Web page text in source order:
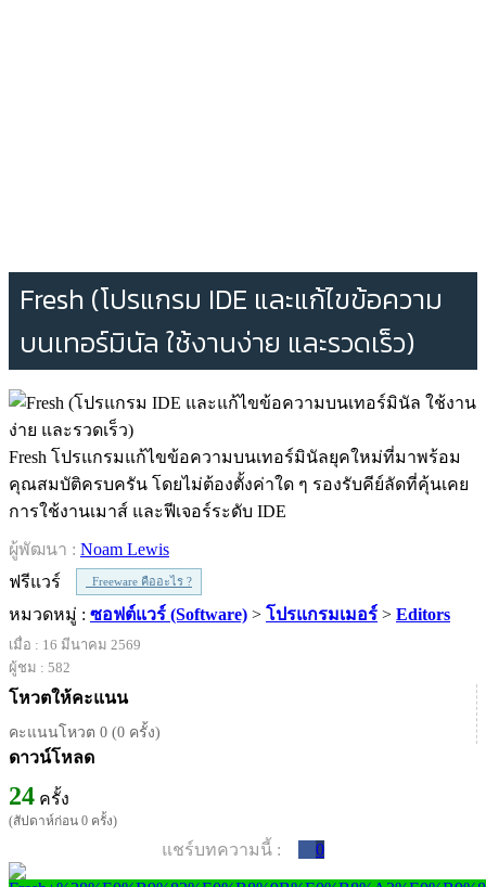
Fresh (โปรแกรม IDE และแก้ไขข้อความ
บนเทอร์มินัล ใช้งานง่าย และรวดเร็ว)
Fresh โปรแกรมแก้ไขข้อความบนเทอร์มินัลยุคใหม่ที่มาพร้อม
คุณสมบัติครบครัน โดยไม่ต้องตั้งค่าใด ๆ รองรับคีย์ลัดที่คุ้นเคย
การใช้งานเมาส์ และฟีเจอร์ระดับ IDE
ผู้พัฒนา : Noam Lewis
ฟรีแวร์
Freeware คืออะไร ?
หมวดหมู่ : ซอฟต์แวร์ (Software) > โปรแกรมเมอร์ > Editors
เมื่อ : 16 มีนาคม 2569
ผู้ชม : 582
โหวตให้คะแนน
คะแนนโหวต 0 (0 ครั้ง)
ดาวน์โหลด
24 ครั้ง
(สัปดาห์ก่อน 0 ครั้ง)
แชร์บทความนี้ : 0